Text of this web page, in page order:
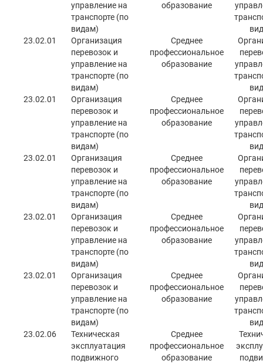
управление на
транспорте (по
видам)
образование
23.02.01
Организация
перевозок и
управление на
транспорте (по
видам)
Среднее
профессиональное
образование
23.02.01
Организация
перевозок и
управление на
транспорте (по
видам)
Среднее
профессиональное
образование
23.02.01
Организация
перевозок и
управление на
транспорте (по
видам)
Среднее
профессиональное
образование
23.02.01
Организация
перевозок и
управление на
транспорте (по
видам)
Среднее
профессиональное
образование
23.02.01
Организация
перевозок и
управление на
транспорте (по
видам)
Среднее
профессиональное
образование
23.02.06
Техническая
эксплуатация
подвижного
Среднее
профессиональное
образование